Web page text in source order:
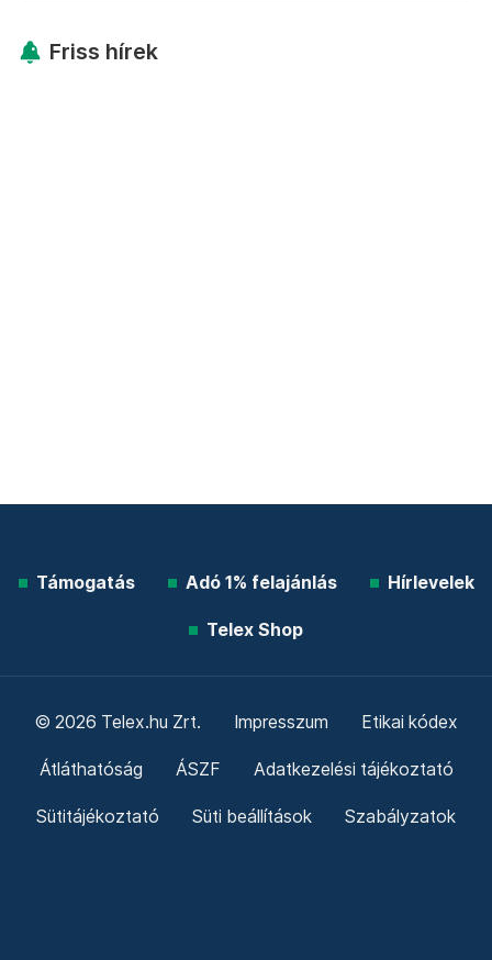
Friss hírek
Támogatás Adó 1% felajánlás Hírlevelek
Telex Shop
© 2026 Telex.hu Zrt. Impresszum Etikai kódex
Átláthatóság ÁSZF Adatkezelési tájékoztató
Sütitájékoztató Süti beállítások Szabályzatok